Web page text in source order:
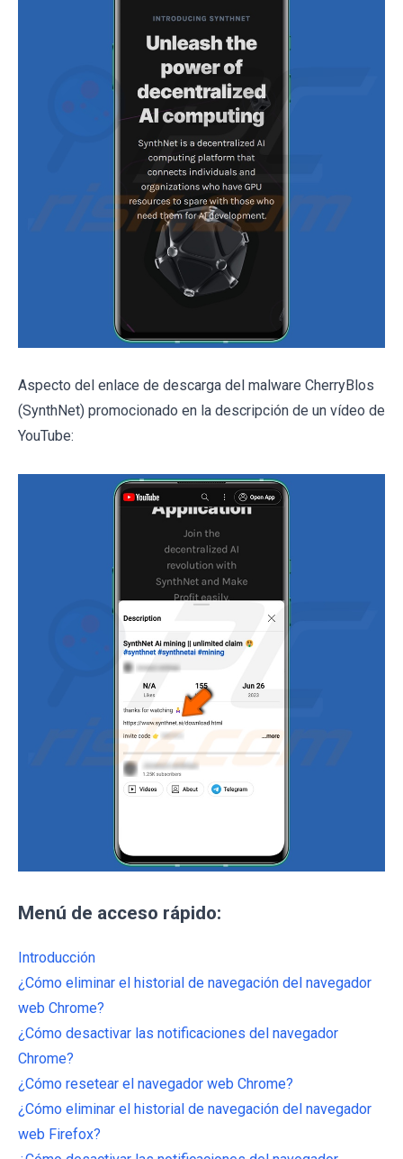
Aspecto del enlace de descarga del malware CherryBlos
(SynthNet) promocionado en la descripción de un vídeo de
YouTube:
Menú de acceso rápido:
Introducción
¿Cómo eliminar el historial de navegación del navegador
web Chrome?
¿Cómo desactivar las notificaciones del navegador
Chrome?
¿Cómo resetear el navegador web Chrome?
¿Cómo eliminar el historial de navegación del navegador
web Firefox?